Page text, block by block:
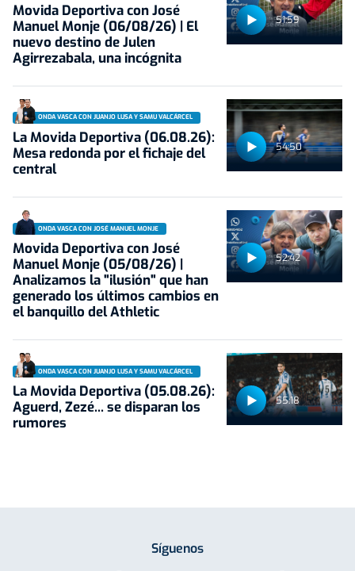
51:59
Movida Deportiva con José
Manuel Monje (06/08/26) | El
nuevo destino de Julen
Agirrezabala, una incógnita
54:50
ONDA VASCA CON JUANJO LUSA Y SAMU VALCÁRCEL
La Movida Deportiva (06.08.26):
Mesa redonda por el fichaje del
central
52:42
ONDA VASCA CON JOSÉ MANUEL MONJE
Movida Deportiva con José
Manuel Monje (05/08/26) |
Analizamos la "ilusión" que han
generado los últimos cambios en
el banquillo del Athletic
55:18
ONDA VASCA CON JUANJO LUSA Y SAMU VALCÁRCEL
La Movida Deportiva (05.08.26):
Aguerd, Zezé... se disparan los
rumores
Síguenos